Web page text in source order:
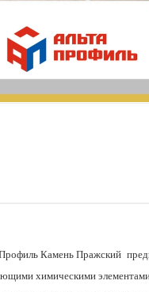
Камень Пражский
химическими